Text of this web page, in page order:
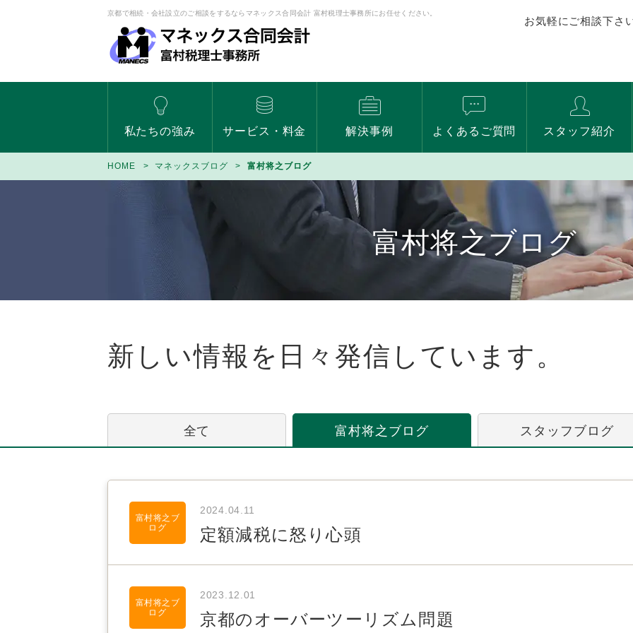
京都で相続・会社設立のご相談をするならマネックス合同会計 富村税理士事務所にお任せください。
お気軽にご相談下さ
私たちの強み サービス・料金 解決事例 よくあるご質問 スタッフ紹介
HOME マネックスブログ 富村将之ブログ
富村将之ブログ
新しい情報を日々発信しています。
全て 富村将之ブログ スタッフブログ
富村将之ブ
ログ
2024.04.11
定額減税に怒り心頭
富村将之ブ
ログ
2023.12.01
京都のオーバーツーリズム問題